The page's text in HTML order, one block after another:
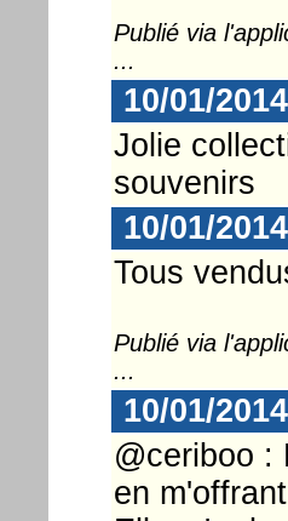
Publié via
...
10/01/
Jolie
souvenirs
10/01/
Tous
Publié via
...
10/01/
@ceriboo :
en